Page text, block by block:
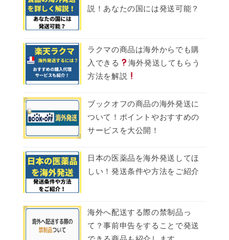
説！あなたの国には発送可能？
ラクマの商品は海外からでも購
入できる
海外発送してもらう
方法を解説
ブックオフの商品の海外発送に
ついて！ポイントやおすすめの
サービスを大公開！
日本の医薬品を海外発送してほ
しい！発送条件や方法をご紹介
海外へ配送する際の禁制品っ
て？事前申告をすることで発送